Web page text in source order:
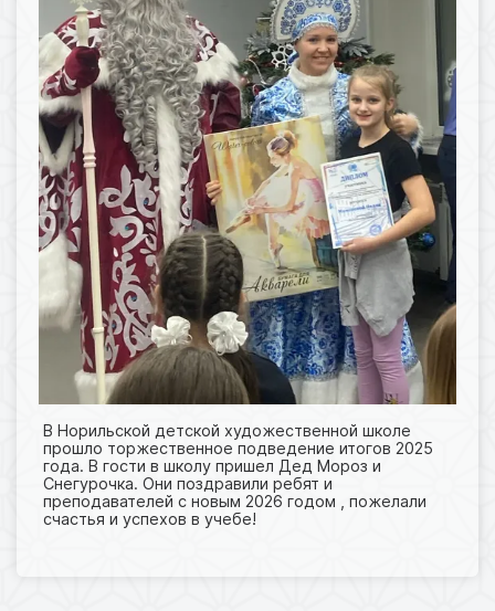
В Норильской детской художественной школе
прошло торжественное подведение итогов 2025
года. В гости в школу пришел Дед Мороз и
Снегурочка. Они поздравили ребят и
преподавателей с новым 2026 годом , пожелали
счастья и успехов в учебе!